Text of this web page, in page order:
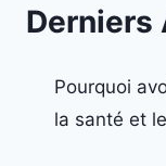
Derniers
Pourquoi
la santé et